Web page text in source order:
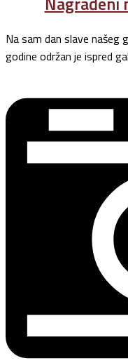
Na sam dan slave našeg
godine održan je ispred